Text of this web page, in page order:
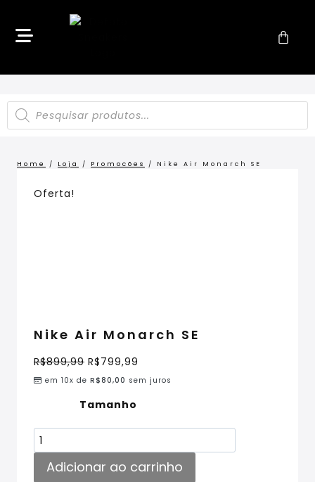
Home / Loja / Promocões / Nike Air Monarch SE
Oferta!
Nike Air Monarch SE
R$899,99 R$799,99
em 10x de R$80,00 sem juros
Tamanho
Adicionar ao carrinho